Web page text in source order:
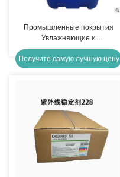
Промышленные покрытия
Увлажняющие и
диспергирующие добавки
Получите самую лучшую цену